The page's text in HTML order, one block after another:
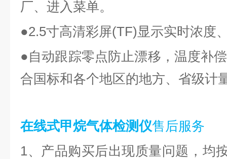
厂、进入菜单。
●2.5寸高清彩屏(TF)显示实时浓度
●自动跟踪零点防止漂移，温度补
合国标和各个地区的地方、省级计
在线式甲烷气体检测仪售后服务
1、产品购买后出现质量问题，均